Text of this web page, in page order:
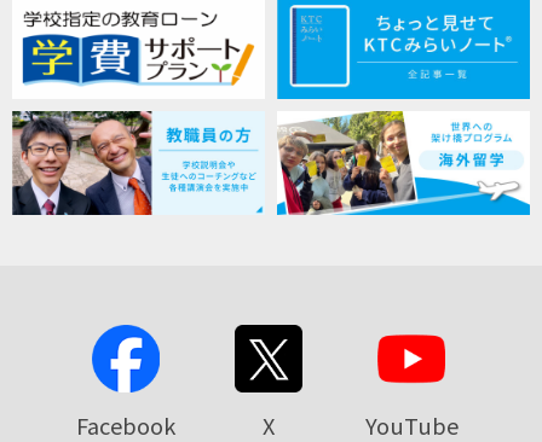
Facebook X YouTube